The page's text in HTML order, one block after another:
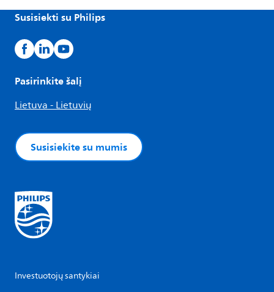
Susisiekti su Philips
Pasirinkite šalį
Lietuva - Lietuvių
Susisiekite su mumis
Investuotojų santykiai